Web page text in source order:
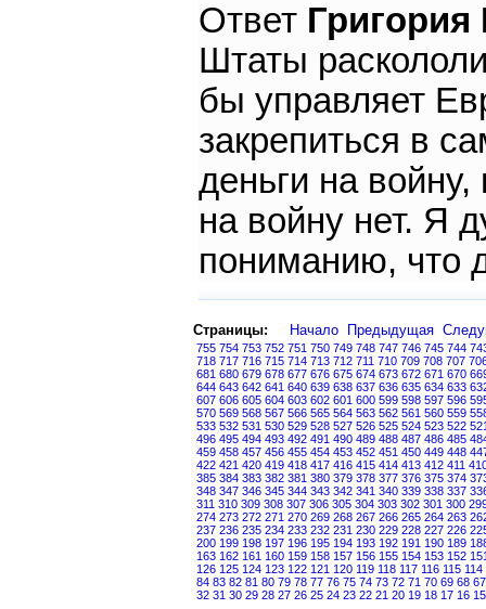
Ответ
Штаты
бы управляет
закрепиться в
деньги на
на войну нет. Я
пониманию, что
Страницы: Начало Предыдущая
755 754 753 752 751 750 749 748 747 746 745 744
718 717 716 715 714 713 712 711 710 709 708 707
681 680 679 678 677 676 675 674 673 672 671 670
644 643 642 641 640 639 638 637 636 635 634 633
607 606 605 604 603 602 601 600 599 598 597 596
570 569 568 567 566 565 564 563 562 561 560 559
533 532 531 530 529 528 527 526 525 524 523 522
496 495 494 493 492 491 490 489 488 487 486 485
459 458 457 456 455 454 453 452 451 450 449 448
422 421 420 419 418 417 416 415 414 413 412 411
385 384 383 382 381 380 379 378 377 376 375 374
348 347 346 345 344 343 342 341 340 339 338 337
311 310 309 308 307 306 305 304 303 302 301 300
274 273 272 271 270 269 268 267 266 265 264 263
237 236 235 234 233 232 231 230 229 228 227 226
200 199 198 197 196 195 194 193 192 191 190 189
163 162 161 160 159 158 157 156 155 154 153 152
126 125 124 123 122 121 120 119 118 117 116 115 114
84 83 82 81 80 79 78 77 76 75 74 73 72 71 70 69 68 67
32 31 30 29 28 27 26 25 24 23 22 21 20 19 18 17 16 15